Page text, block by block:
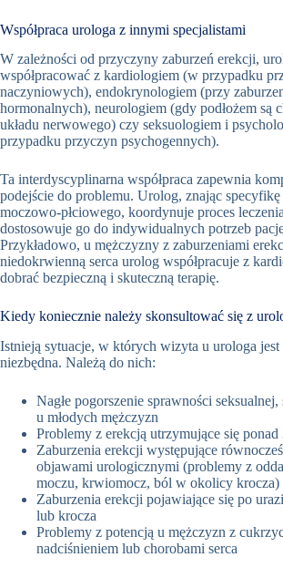
Współpraca urologa z innymi specjalistami
W zależności od przyczyny zaburzeń erekcji,
współpracować z kardiologiem (w przypadku
naczyniowych), endokrynologiem (przy
hormonalnych), neurologiem (gdy podłożem są
układu nerwowego) czy seksuologiem i
przypadku przyczyn psychogennych).
Ta interdyscyplinarna współpraca zapewnia
podejście do problemu. Urolog, znając specyfikę
moczowo-płciowego, koordynuje proces
dostosowuje go do indywidualnych potrzeb
Przykładowo, u mężczyzny z zaburzeniami
niedokrwienną serca urolog współpracuje z
dobrać bezpieczną i skuteczną terapię.
Kiedy koniecznie należy skonsultować się z
Istnieją sytuacje, w których wizyta u urologa jest
niezbędna. Należą do nich:
Nagłe pogorszenie sprawności
u młodych mężczyzn
Problemy z erekcją utrzymujące się ponad
Zaburzenia erekcji występujące
objawami urologicznymi (problemy z
moczu, krwiomocz, ból w okolicy krocza)
Zaburzenia erekcji pojawiające się po
lub krocza
Problemy z potencją u mężczyzn z
nadciśnieniem lub chorobami serca